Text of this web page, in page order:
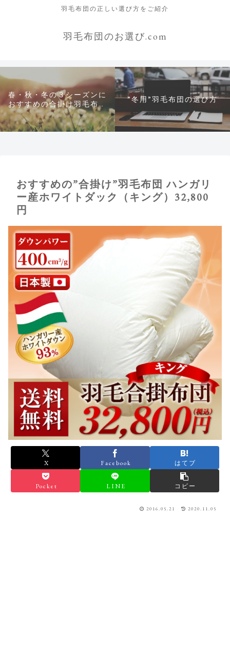
羽毛布団の正しい選び方をご紹介
羽毛布団のお選び.com
春・秋・冬の３シーズンに
おすすめの合掛け羽毛布団
について
”冬用”羽毛布団の選び方
おすすめの”合掛け”羽毛布団 ハンガリ
ー産ホワイトダック（キング）32,800
円
X Facebook はてブ
Pocket LINE コピー
2016.05.21 2020.11.05